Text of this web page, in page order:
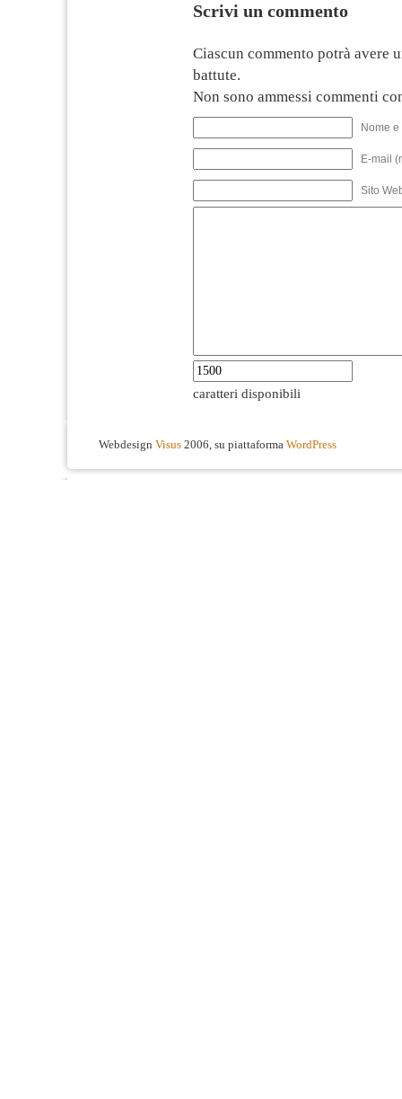
Scrivi un commento
Ciascun commento potrà avere
battute.
Non sono ammessi commenti
Nome
E-mail
Sito
caratteri disponibili
Webdesign Visus 2006, su piattaforma WordPress